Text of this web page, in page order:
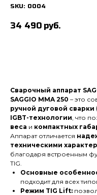
SKU: 0004
34 490 руб.
Сварочный аппарат
SAGGIO MMA 250 – это
ручной дуговой сварки
IGBT-технологии , что
веса и компактных
Аппарат отличается
техническими
благодаря встроенным
TIG.
Основные
подходит для всех
Режим TIG Lift: